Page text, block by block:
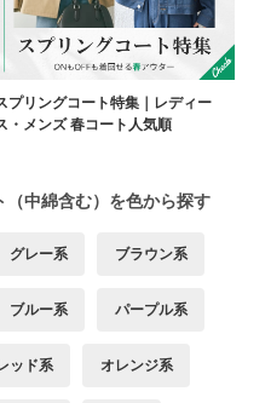
プリングコート特集｜レディー
・メンズ 春コート人気順
中綿含む）を色から探す
グレー系 ブラウン系
ブルー系 パープル系
ッド系 オレンジ系